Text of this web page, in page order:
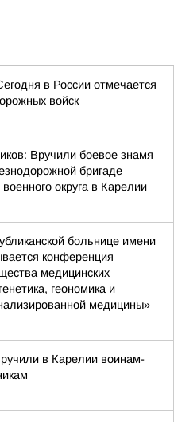
в России отмечается
войск
Вручили боевое знамя
бригаде
военного округа в Карелии
больнице имени
конференция
медицинских
геономика и
медицины»
в Карелии воинам-